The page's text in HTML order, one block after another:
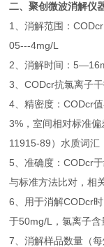
二、聚创微波消解仪
1、消解范围：
05---4mg/L
2、消解时间：
3、CODcr抗氯离子
4、精密度：CODcr
3%，室间相对标准
11915-89）水质词汇
5、准确度：CODcr
与标准方法比对，相
6、用于消解CODcr
于50mg/L，氯离子含
7、消解样品数量（